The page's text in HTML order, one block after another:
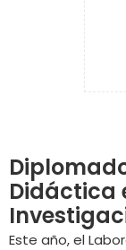
Didáctica
Este año, el